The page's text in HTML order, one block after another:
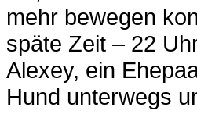
mehr bewegen
späte Zeit – 22
Alexey, ein
Hund unterwegs